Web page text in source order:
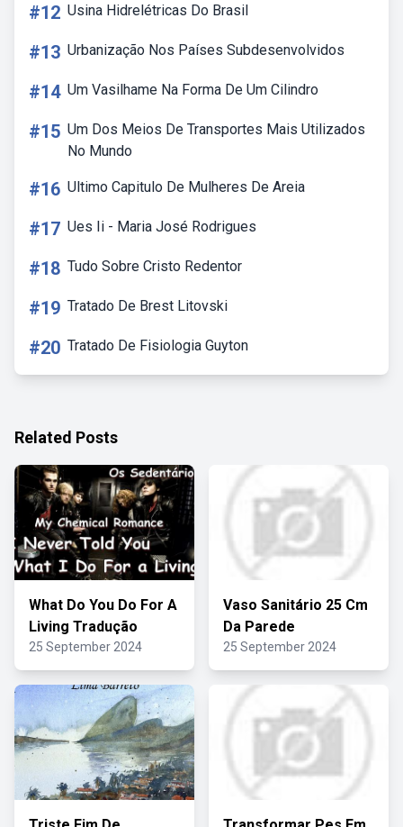
#12 Usina Hidrelétricas Do Brasil
#13 Urbanização Nos Países Subdesenvolvidos
#14 Um Vasilhame Na Forma De Um Cilindro
#15 Um Dos Meios De Transportes Mais Utilizados
No Mundo
#16 Ultimo Capitulo De Mulheres De Areia
#17 Ues Ii - Maria José Rodrigues
#18 Tudo Sobre Cristo Redentor
#19 Tratado De Brest Litovski
#20 Tratado De Fisiologia Guyton
Related Posts
What Do You Do For A
Living Tradução
25 September 2024
Vaso Sanitário 25 Cm
Da Parede
25 September 2024